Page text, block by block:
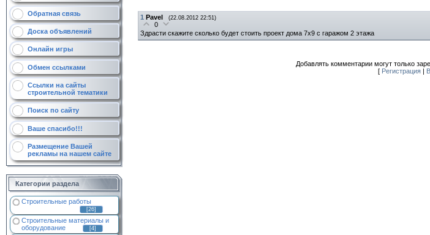
Обратная связь
Доска объявлений
Онлайн игры
Обмен ссылками
Ссылки на сайты
строительной тематики
Поиск по сайту
Ваше спасибо!!!
Размещение Вашей
рекламы на нашем сайте
Категории раздела
Строительные работы
[26]
Строительные материалы и
оборудование
[4]
1 Pavel (22.08.2012 22:51)
0
Здрасти скажите сколько будет стоить проект дома 7х9 с гаражом 2 этажа
Добавлять комментарии могут только
[ Регистрация |